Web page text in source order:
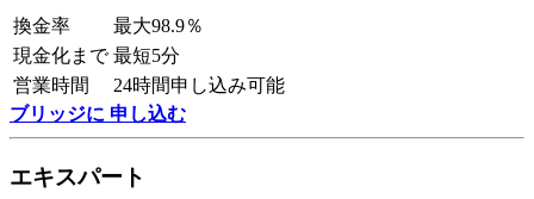
換金率
最大98.9％
現金化まで 最短5分
営業時間
24時間申し込み可能
ブリッジに 申し込む
エキスパート